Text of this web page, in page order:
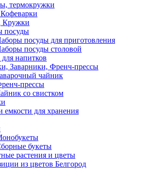
термокружки
Кружки
посуды
посуды для приготовления
посуды столовой
напитков
Заварники, Френч-прессы
чайник
прессы
со свистком
емкости для хранения
букеты
растения и цветы
из цветов Белгород